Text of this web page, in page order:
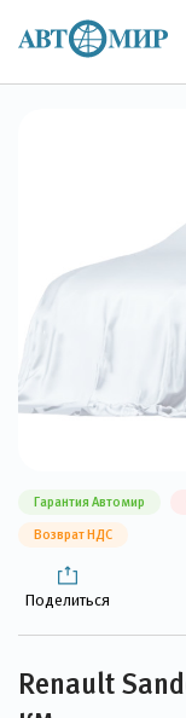
Гарантия Автомир
Возврат НДС
Поделиться
Renault